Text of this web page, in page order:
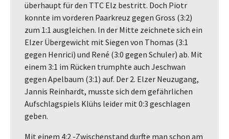
überhaupt für den TTC Elz bestritt. Doch Piotr
konnte im vorderen Paarkreuz gegen Gross (3:2)
zum 1:1 ausgleichen. In der Mitte zeichnete sich ein
Elzer Übergewicht mit Siegen von Thomas (3:1
gegen Henrici) und René (3:0 gegen Schuler) ab. Mit
einem 3:1 im Rücken trumphte auch Jeschwan
gegen Apelbaum (3:1) auf. Der 2. Elzer Neuzugang,
Jannis Reinhardt, musste sich dem gefährlichen
Aufschlagspiels Klühs leider mit 0:3 geschlagen
geben.
Mit einem 4:2 -Zwischenstand durfte man schon am